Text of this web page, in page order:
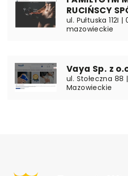
RUCIŃSCY
ul. Pułtuska 112I
mazowieckie
Vaya Sp. z
ul. Stołeczna
Mazowieckie